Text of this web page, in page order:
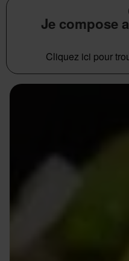
Je compose
Cliquez ici pour